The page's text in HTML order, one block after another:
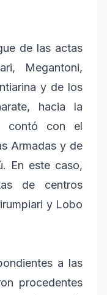
de las actas
Megantoni,
y de los
hacia la
contó con el
Armadas y de
En este caso,
de centros
y Lobo
a las
procedentes